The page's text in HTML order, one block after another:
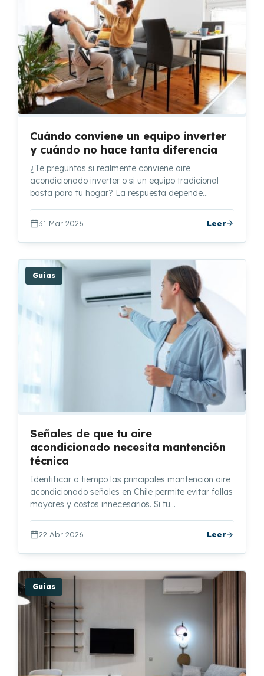
Cuándo conviene un equipo inverter
y cuándo no hace tanta diferencia
¿Te preguntas si realmente conviene aire
acondicionado inverter o si un equipo tradicional
basta para tu hogar? La respuesta depende…
31 Mar 2026 Leer
Guías
Señales de que tu aire
acondicionado necesita mantención
técnica
Identificar a tiempo las principales mantencion aire
acondicionado señales en Chile permite evitar fallas
mayores y costos innecesarios. Si tu…
22 Abr 2026 Leer
Guías